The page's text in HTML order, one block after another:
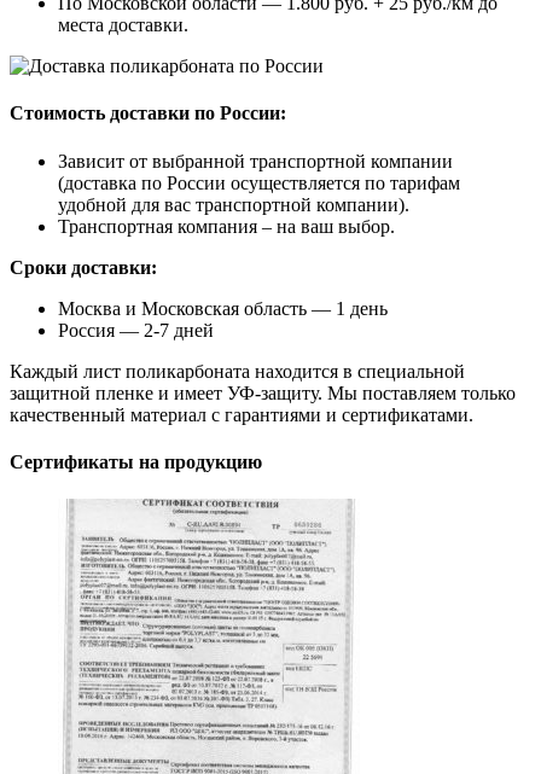
места доставки.
Стоимость доставки по России:
Зависит от выбранной транспортной компании
(доставка по России осуществляется по тарифам
удобной для вас транспортной компании).
Транспортная компания – на ваш выбор.
Сроки доставки:
Москва и Московская область — 1 день
Россия — 2-7 дней
Каждый лист поликарбоната находится в специальной
защитной пленке и имеет УФ-защиту. Мы поставляем только
качественный материал с гарантиями и сертификатами.
Сертификаты на продукцию